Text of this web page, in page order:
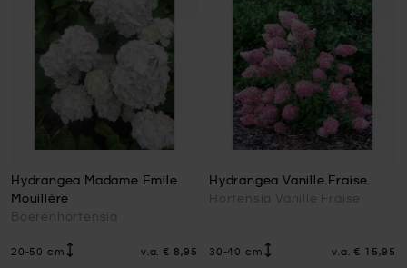
Hydrangea Madame Emile
Mouillère
Boerenhortensia
20-50 cm v.a. € 8,95
Hydrangea Vanille Fraise
Hortensia Vanille Fraise
30-40 cm v.a. € 15,95